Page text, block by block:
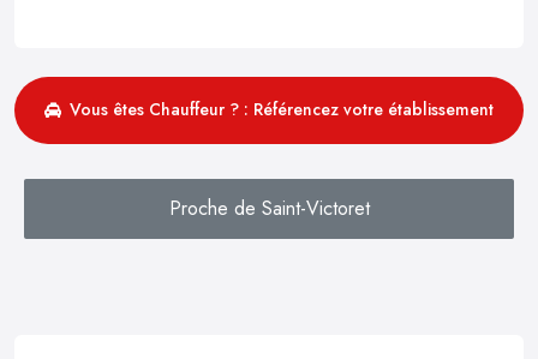
Vous êtes Chauffeur ? : Référencez votre établissement
Proche de Saint-Victoret